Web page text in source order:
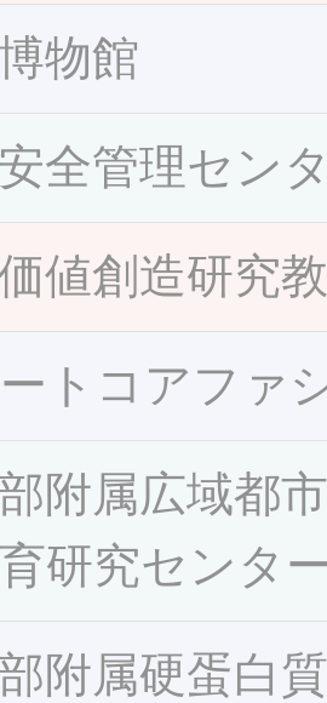
物館
全管理セン
値創造研究
トコアファ
附属広域都
研究センタ
附属硬蛋白